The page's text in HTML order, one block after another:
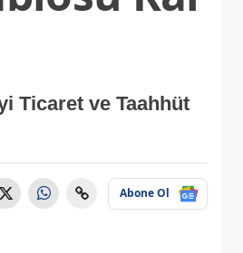
Ticaret ve Taahhüt
Abone Ol